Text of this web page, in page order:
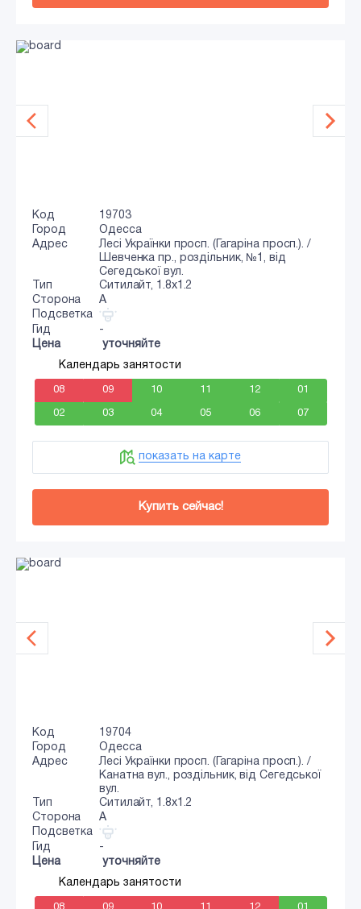
Код
19703
Город
Одесса
Адрес
Лесі Українки просп. (Гагаріна просп.). /
Шевченка пр., роздільник, №1, від
Сегедської вул.
Тип
Ситилайт, 1.8x1.2
Сторона
A
Подсветка
Гид
-
Цена
уточняйте
Календарь занятости
08 09 10 11 12 01
02 03 04 05 06 07
показать на карте
Купить сейчас!
Код
19704
Город
Одесса
Адрес
Лесі Українки просп. (Гагаріна просп.). /
Канатна вул., роздільник, від Сегедської
вул.
Тип
Ситилайт, 1.8x1.2
Сторона
A
Подсветка
Гид
-
Цена
уточняйте
Календарь занятости